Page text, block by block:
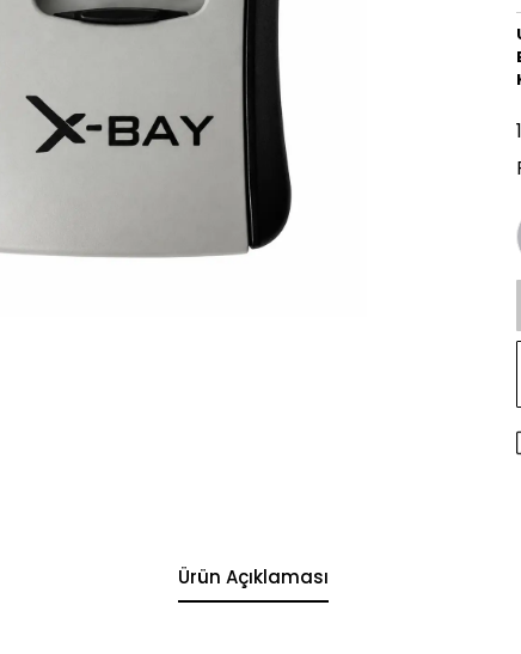
Ürün Açıklaması